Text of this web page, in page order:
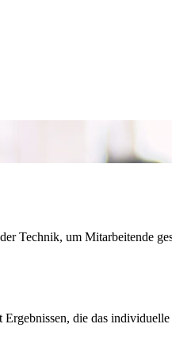
Technik, um Mitarbeitende
die das